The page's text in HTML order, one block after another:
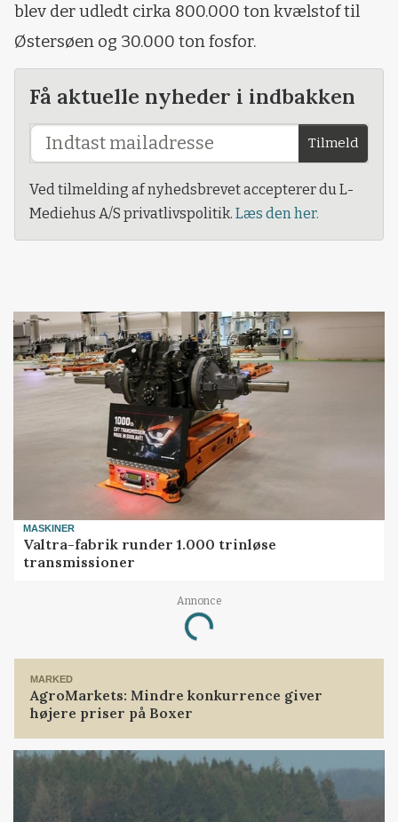
blev der udledt cirka 800.000 ton kvælstof til
Østersøen og 30.000 ton fosfor.
Få aktuelle nyheder i indbakken
Tilmeld
Ved tilmelding af nyhedsbrevet accepterer du L-
Mediehus A/S privatlivspolitik. Læs den her.
MASKINER
Valtra-fabrik runder 1.000 trinløse
transmissioner
Annonce
Loading...
MARKED
AgroMarkets: Mindre konkurrence giver
højere priser på Boxer